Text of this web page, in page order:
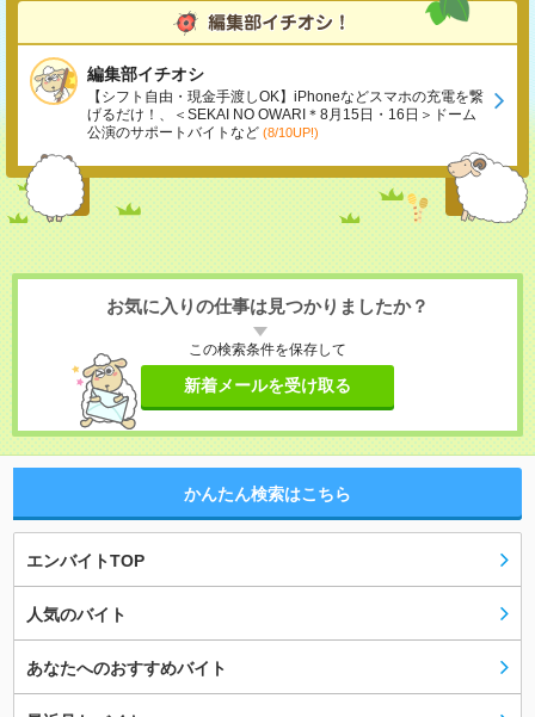
編集部イチオシ
【シフト自由・現金手渡しOK】iPhoneなどスマホの充電を繋
げるだけ！、＜SEKAI NO OWARI＊8月15日・16日＞ドーム
公演のサポートバイトなど (8/10UP!)
お気に入りの仕事は見つかりましたか？
この検索条件を保存して
新着メールを受け取る
かんたん検索はこちら
エンバイトTOP
人気のバイト
あなたへのおすすめバイト